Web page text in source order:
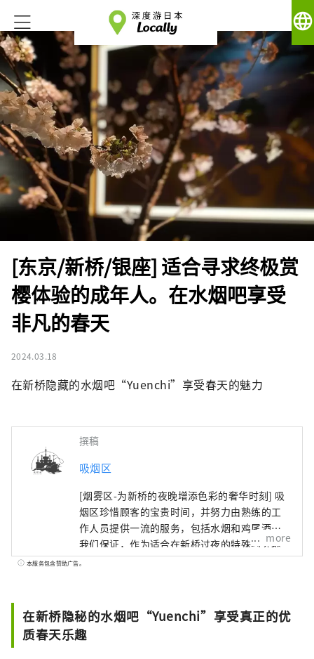
language
[东京/新桥/银座] 适合寻求终极赏
樱体验的成年人。在水烟吧享受
非凡的春天
2024.03.18
在新桥隐藏的水烟吧“Yuenchi”享受春天的魅力
撰稿
吸烟区
[烟雾区-为新桥的夜晚增添色彩的奢华时刻] 吸
烟区珍惜顾客的宝贵时间，并努力由熟练的工
作人员提供一流的服务，包括水烟和鸡尾酒。
我们保证，作为适合在新桥过夜的特殊约会地
点，您将度过一段美好的时光。 我们致力于通
为一的魔力。 在新桥璀璨的夜色中，吸烟区为
客人呈现各种奢华时刻，伴随着日新月异的东
京迷人风景。请利用烟雾公园为约会和特殊场
more
本服务包含赞助广告。
在新桥隐秘的水烟吧“Yuenchi”享受真正的优
质春天乐趣